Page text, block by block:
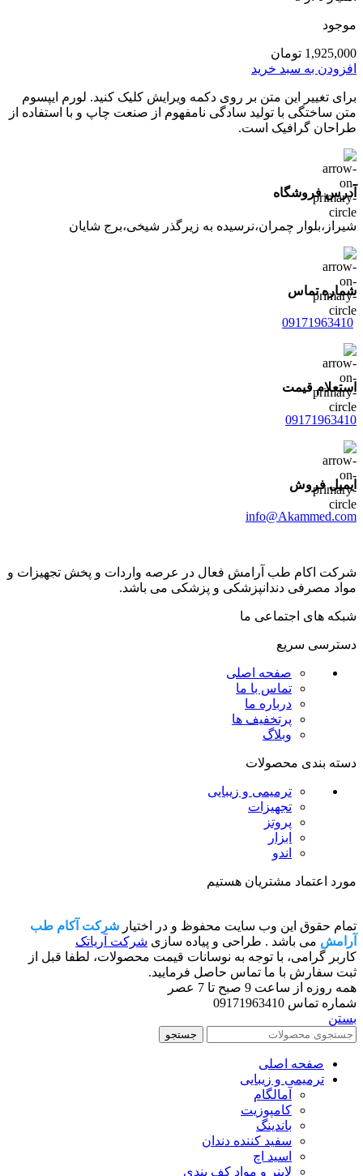
موجود
1,925,000 تومان
افزودن به سبد خرید
برای تغییر این متن بر روی دکمه ویرایش کلیک کنید. لورم ایپسوم
متن ساختگی با تولید سادگی نامفهوم از صنعت چاپ و با استفاده از
طراحان گرافیک است.
آدرس فروشگاه
شیراز،بلوار چمران،نرسیده به زیرگذر شیخی،برج شایان
شماره تماس
09171963410
استعلام قیمت
09171963410
ایمیل فروش
info@Akammed.com
شرکت اکام طب آرامش فعال در عرصه واردات و پخش تجھیزات و
مواد مصرفی دندانپزشکی و پزشکی می باشد.
شبکه های اجتماعی ما
دسترسی سریع
صفحه اصلی
تماس با ما
درباره ما
پرتخفیف ها
وبلاگ
دسته بندی محصولات
ترمیمی و زیبایی
تجهیزات
پروتز
ابزار
اندو
مورد اعتماد مشتریان هستیم
تمام حقوق این وب سایت محفوظ و در اختیار شرکت آکام طب
آرامش می باشد . طراحی و پیاده سازی شرکت آریاتک
کاربر گرامی، با توجه به نوسانات قیمت محصولات، لطفا قبل از
ثبت سفارش با ما تماس حاصل فرمایید.
همه روزه از ساعت 9 صبح تا 7 عصر
شماره تماس 09171963410
بستن
جستجو
صفحه اصلی
ترمیمی و زیبایی
آمالگام
کامپوزیت
باندینگ
سفید کننده دندان
اسید اچ
لاینر و مواد کف بندی